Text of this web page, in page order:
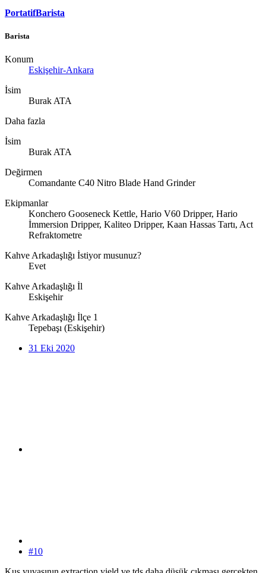
PortatifBarista
Barista
Konum
Eskişehir-Ankara
İsim
Burak ATA
Daha fazla
İsim
Burak ATA
Değirmen
Comandante C40 Nitro Blade Hand Grinder
Ekipmanlar
Konchero Gooseneck Kettle, Hario V60 Dripper, Hario
İmmersion Dripper, Kaliteo Dripper, Kaan Hassas Tartı, Act
Refraktometre
Kahve Arkadaşlığı İstiyor musunuz?
Evet
Kahve Arkadaşlığı İl
Eskişehir
Kahve Arkadaşlığı İlçe 1
Tepebaşı (Eskişehir)
31 Eki 2020
#10